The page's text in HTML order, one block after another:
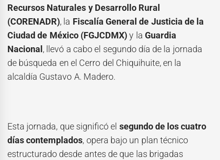
Recursos Naturales y Desarrollo Rural
(CORENADR), la Fiscalía General de Justicia de la
Ciudad de México (FGJCDMX)y la Guardia
Nacional , llevó a cabo el segundo día de la jornada
de búsqueda en el Cerro del Chiquihuite, en la
alcaldía Gustavo A. Madero.
Esta jornada, que significó el segundo de los cuatro
días contemplados, opera bajo un plan técnico
estructurado desde antes de que las brigadas